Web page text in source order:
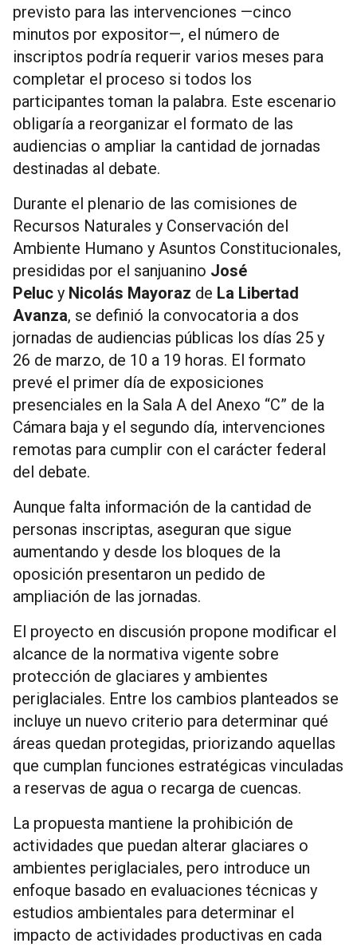
previsto para las intervenciones —cinco
minutos por expositor—, el número de
inscriptos podría requerir varios meses para
completar el proceso si todos los
participantes toman la palabra. Este escenario
obligaría a reorganizar el formato de las
audiencias o ampliar la cantidad de jornadas
destinadas al debate.
Durante el plenario de las comisiones de
Recursos Naturales y Conservación del
Ambiente Humano y Asuntos Constitucionales,
presididas por el sanjuanino José
Peluc y Nicolás Mayoraz de La Libertad
Avanza, se definió la convocatoria a dos
jornadas de audiencias públicas los días 25 y
26 de marzo, de 10 a 19 horas. El formato
prevé el primer día de exposiciones
presenciales en la Sala A del Anexo “C” de la
Cámara baja y el segundo día, intervenciones
remotas para cumplir con el carácter federal
del debate.
Aunque falta información de la cantidad de
personas inscriptas, aseguran que sigue
aumentando y desde los bloques de la
oposición presentaron un pedido de
ampliación de las jornadas.
El proyecto en discusión propone modificar el
alcance de la normativa vigente sobre
protección de glaciares y ambientes
periglaciales. Entre los cambios planteados se
incluye un nuevo criterio para determinar qué
áreas quedan protegidas, priorizando aquellas
que cumplan funciones estratégicas vinculadas
a reservas de agua o recarga de cuencas.
La propuesta mantiene la prohibición de
actividades que puedan alterar glaciares o
ambientes periglaciales, pero introduce un
enfoque basado en evaluaciones técnicas y
estudios ambientales para determinar el
impacto de actividades productivas en cada